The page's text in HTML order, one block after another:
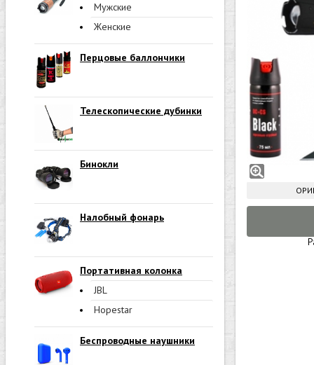
Мужские
Женские
Перцовые баллончики
Телескопические дубинки
Бинокли
Налобный фонарь
Портативная колонка
JBL
Hopestar
Беспроводные наушники